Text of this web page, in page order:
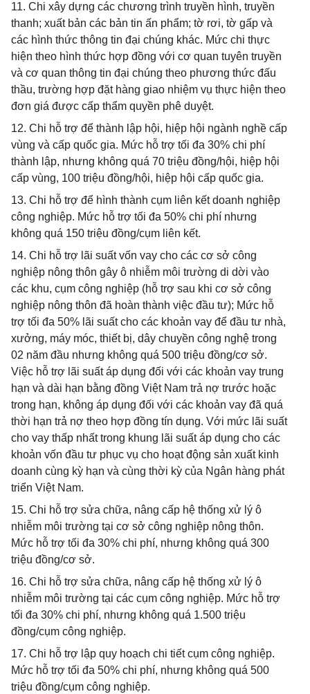
11. Chi xây dựng các chương trình truyền hình, truyền
thanh; xuất bản các bản tin ấn phẩm; tờ rơi, tờ gấp và
các hình thức thông tin đại chúng khác. Mức chi thực
hiện theo hình thức hợp đồng với cơ quan tuyên truyền
và cơ quan thông tin đại chúng theo phương thức đấu
thầu, trường hợp đặt hàng giao nhiệm vụ thực hiện theo
đơn giá được cấp thẩm quyền phê duyệt.
12. Chi hỗ trợ để thành lập hội, hiệp hội ngành nghề cấp
vùng và cấp quốc gia. Mức hỗ trợ tối đa 30% chi phí
thành lập, nhưng không quá 70 triệu đồng/hội, hiệp hội
cấp vùng, 100 triệu đồng/hội, hiệp hội cấp quốc gia.
13. Chi hỗ trợ để hình thành cụm liên kết doanh nghiệp
công nghiệp. Mức hỗ trợ tối đa 50% chi phí nhưng
không quá 150 triệu đồng/cụm liên kết.
14. Chi hỗ trợ lãi suất vốn vay cho các cơ sở công
nghiệp nông thôn gây ô nhiễm môi trường di dời vào
các khu, cụm công nghiệp (hỗ trợ sau khi cơ sở công
nghiệp nông thôn đã hoàn thành việc đầu tư); Mức hỗ
trợ tối đa 50% lãi suất cho các khoản vay để đầu tư nhà,
xưởng, máy móc, thiết bị, dây chuyền công nghệ trong
02 năm đầu nhưng không quá 500 triệu đồng/cơ sở.
Việc hỗ trợ lãi suất áp dụng đối với các khoản vay trung
hạn và dài hạn bằng đồng Việt Nam trả nợ trước hoặc
trong hạn, không áp dụng đối với các khoản vay đã quá
thời hạn trả nợ theo hợp đồng tín dụng. Với mức lãi suất
cho vay thấp nhất trong khung lãi suất áp dụng cho các
khoản vốn đầu tư phục vụ cho hoạt động sản xuất kinh
doanh cùng kỳ hạn và cùng thời kỳ của Ngân hàng phát
triển Việt Nam.
15. Chi hỗ trợ sửa chữa, nâng cấp hệ thống xử lý ô
nhiễm môi trường tại cơ sở công nghiệp nông thôn.
Mức hỗ trợ tối đa 30% chi phí, nhưng không quá 300
triệu đồng/cơ sở.
16. Chi hỗ trợ sửa chữa, nâng cấp hệ thống xử lý ô
nhiễm môi trường tại các cụm công nghiệp. Mức hỗ trợ
tối đa 30% chi phí, nhưng không quá 1.500 triệu
đồng/cụm công nghiệp.
17. Chi hỗ trợ lập quy hoạch chi tiết cụm công nghiệp.
Mức hỗ trợ tối đa 50% chi phí, nhưng không quá 500
triệu đồng/cụm công nghiệp.